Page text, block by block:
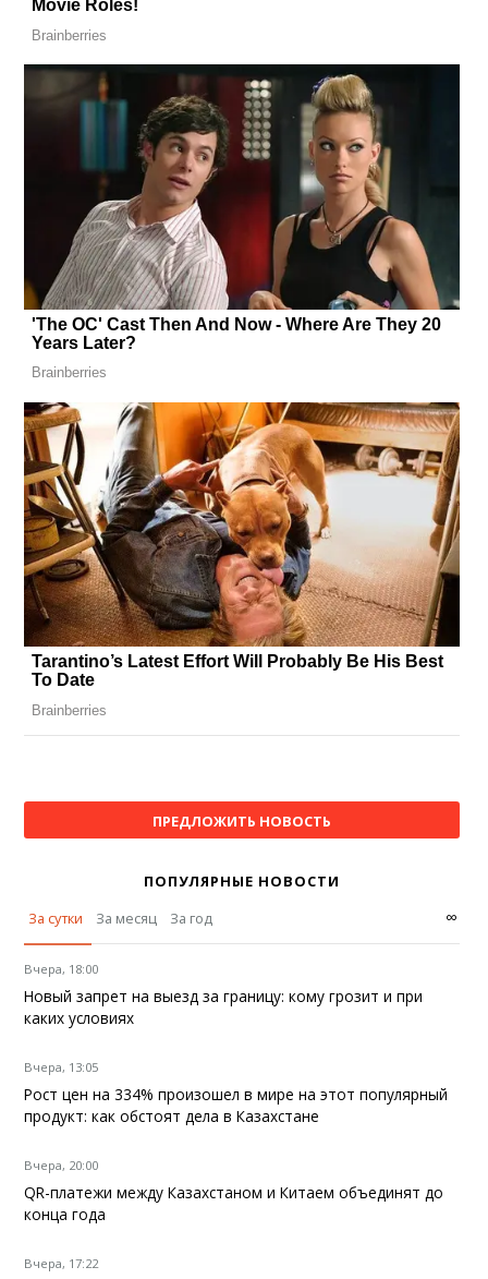
ПРЕДЛОЖИТЬ НОВОСТЬ
ПОПУЛЯРНЫЕ НОВОСТИ
За сутки
За месяц За год ∞
Вчера, 18:00
Новый запрет на выезд за границу: кому грозит и при
каких условиях
Вчера, 13:05
Рост цен на 334% произошел в мире на этот популярный
продукт: как обстоят дела в Казахстане
Вчера, 20:00
QR-платежи между Казахстаном и Китаем объединят до
конца года
Вчера, 17:22